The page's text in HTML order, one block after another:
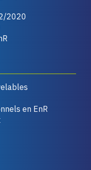
2020
en EnR